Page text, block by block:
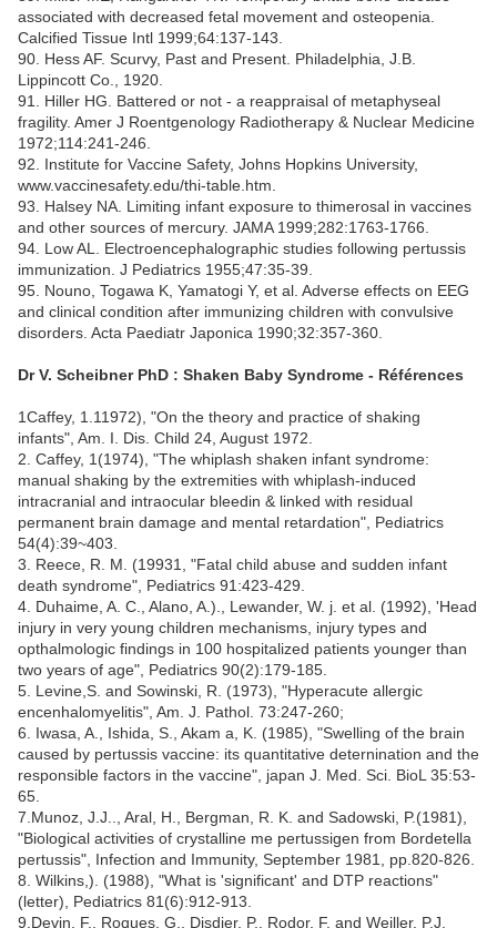
associated with decreased fetal movement and osteopenia.
Calcified Tissue Intl 1999;64:137-143.
90. Hess AF. Scurvy, Past and Present. Philadelphia, J.B.
Lippincott Co., 1920.
91. Hiller HG. Battered or not - a reappraisal of metaphyseal
fragility. Amer J Roentgenology Radiotherapy & Nuclear Medicine
1972;114:241-246.
92. Institute for Vaccine Safety, Johns Hopkins University,
www.vaccinesafety.edu/thi-table.htm.
93. Halsey NA. Limiting infant exposure to thimerosal in vaccines
and other sources of mercury. JAMA 1999;282:1763-1766.
94. Low AL. Electroencephalographic studies following pertussis
immunization. J Pediatrics 1955;47:35-39.
95. Nouno, Togawa K, Yamatogi Y, et al. Adverse effects on EEG
and clinical condition after immunizing children with convulsive
disorders. Acta Paediatr Japonica 1990;32:357-360.
Dr V. Scheibner PhD : Shaken Baby Syndrome - Références
1Caffey, 1.11972), "On the theory and practice of shaking
infants", Am. I. Dis. Child 24, August 1972.
2 . Caffey, 1(1974), "The whiplash shaken infant syndrome:
manual shaking by the extremities with whiplash-induced
intracranial and intraocular bleedin & linked with residual
permanent brain damage and mental retardation", Pediatrics
54(4):39~403.
3 . Reece, R. M. (19931, "Fatal child abuse and sudden infant
death syndrome", Pediatrics 91:423-429.
4. Duhaime, A. C., Alano, A.)., Lewander, W. j. et al. (1992), 'Head
injury in very young children mechanisms, injury types and
opthalmologic findings in 100 hospitalized patients younger than
two years of age", Pediatrics 90(2):179-185.
5. Levine,S. and Sowinski, R. (1973), "Hyperacute allergic
encenhalomyelitis", Am. J. Pathol. 73:247-260;
6.
Iwasa, A., Ishida, S., Akam a, K. (1985), "Swelling of the brain
caused by pertussis vaccine: its quantitative deternination and the
responsible factors in the vaccine", japan J. Med. Sci. BioL 35:53-
65.
7 .Munoz, J.J.., Aral, H., Bergman, R. K. and Sadowski, P.(1981),
"Biological activities of crystalline me pertussigen from Bordetella
pertussis", Infection and Immunity, September 1981, pp.820-826.
8 . Wilkins,). (1988), "What is 'significant' and DTP reactions"
(letter), Pediatrics 81(6):912-913.
9. Devin, F., Roques, G., Disdier, P., Rodor, F. and Weiller, P.J.